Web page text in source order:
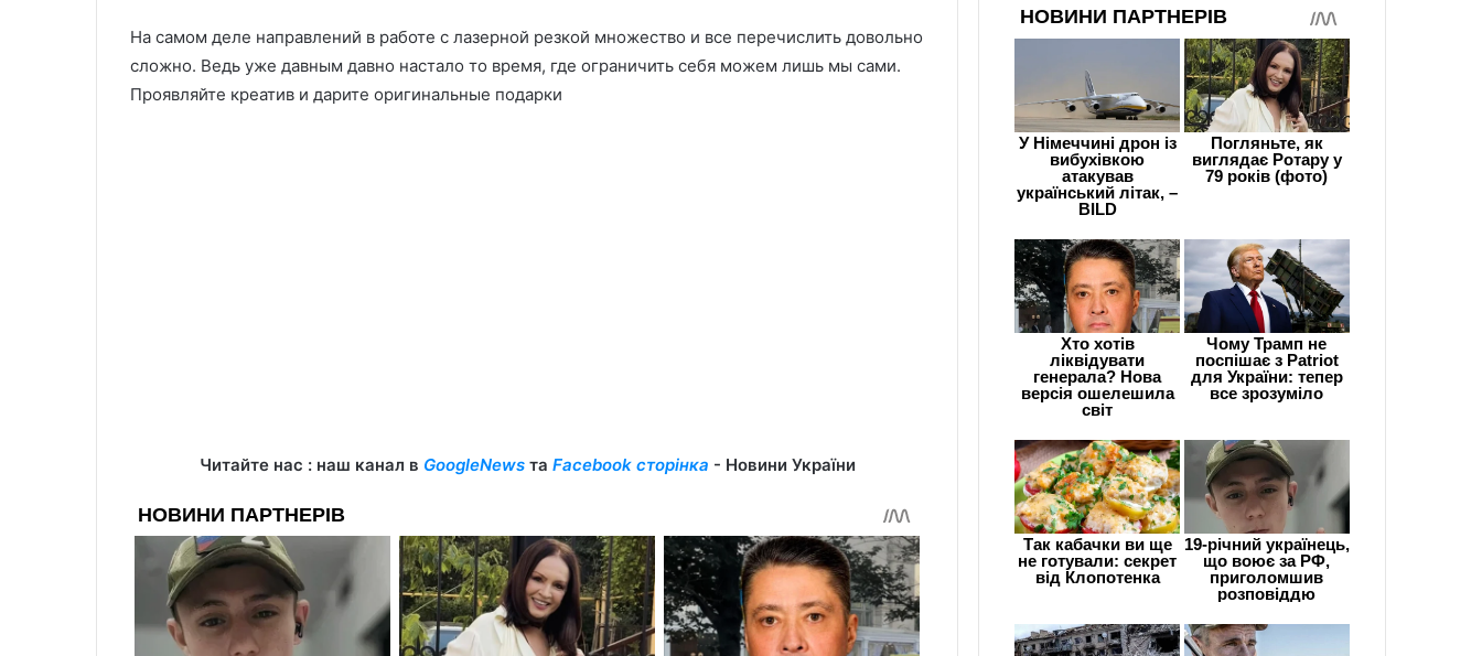
На самом деле направлений в работе с лазерной резкой множество и все перечислить довольно
сложно. Ведь уже давным давно настало то время, где ограничить себя можем лишь мы сами.
Проявляйте креатив и дарите оригинальные подарки
Читайте нас : наш канал в GoogleNewsта Facebook сторінка - Новини України